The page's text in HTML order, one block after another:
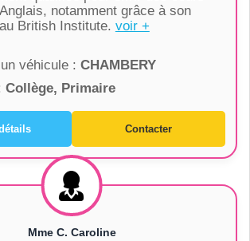
notamment grâce à son
British Institute. voir +
véhicule : CHAMBERY
Collège, Primaire
Contacter
Mme C. Caroline